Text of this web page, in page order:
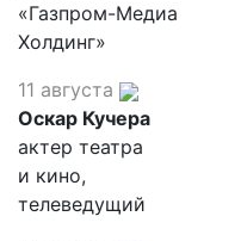
«Газпром-Медиа
Холдинг»
11 августа
Оскар Кучера
актер театра
и кино,
телеведущий